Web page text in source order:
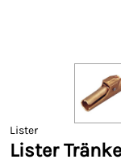
Lister
Lister